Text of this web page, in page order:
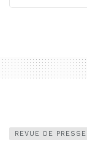
REVUE DE PRESSE